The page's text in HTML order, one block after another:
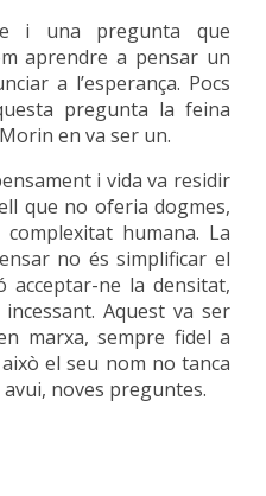
i una pregunta que
aprendre a pensar un
a l’esperança. Pocs
pregunta la feina
en va ser un.
i vida va residir
que no oferia dogmes,
humana. La
no és simplificar el
ne la densitat,
Aquest va ser
marxa, sempre fidel a
el seu nom no tanca
noves preguntes.